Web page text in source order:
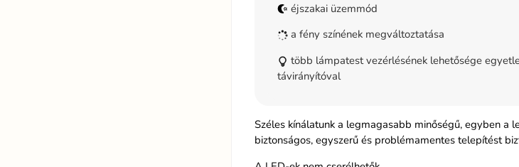
éjszakai üzemmód
a fény színének megváltoztatása
több lámpatest vezérlésének lehetősége
távirányítóval
Széles kínálatunk a legmagasabb minőségű, egyben
biztonságos, egyszerű és problémamentes telepítést